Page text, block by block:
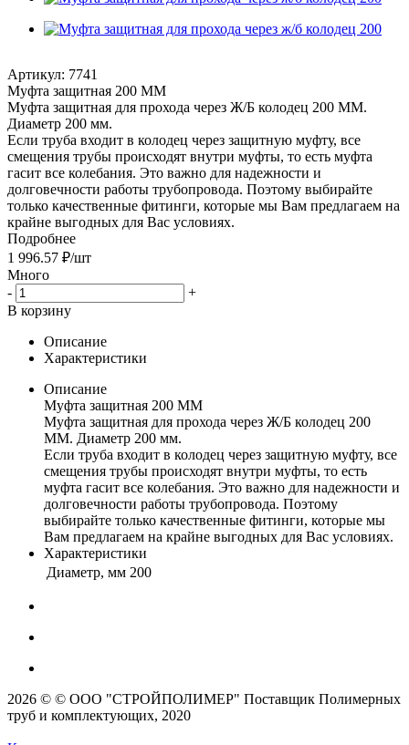
Артикул: 7741
Муфта защитная 200 ММ
Муфта защитная для прохода через Ж/Б колодец 200 ММ.
Диаметр 200 мм.
Если труба входит в колодец через защитную муфту, все
смещения трубы происходят внутри муфты, то есть муфта
гасит все колебания. Это важно для надежности и
долговечности работы трубопровода. Поэтому выбирайте
только качественные фитинги, которые мы Вам предлагаем на
крайне выгодных для Вас условиях.
Подробнее
1 996.57 ₽/шт
Много
-
+
В корзину
Описание
Характеристики
Описание
Муфта защитная 200 ММ
Муфта защитная для прохода через Ж/Б колодец 200
ММ. Диаметр 200 мм.
Если труба входит в колодец через защитную муфту, все
смещения трубы происходят внутри муфты, то есть
муфта гасит все колебания. Это важно для надежности и
долговечности работы трубопровода. Поэтому
выбирайте только качественные фитинги, которые мы
Вам предлагаем на крайне выгодных для Вас условиях.
Характеристики
Диаметр, мм 200
2026 © © ООО "СТРОЙПОЛИМЕР" Поставщик Полимерных
труб и комплектующих, 2020